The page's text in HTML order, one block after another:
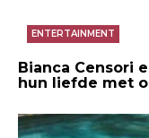
ENTERTAINMENT
Bianca Censori
hun liefde met